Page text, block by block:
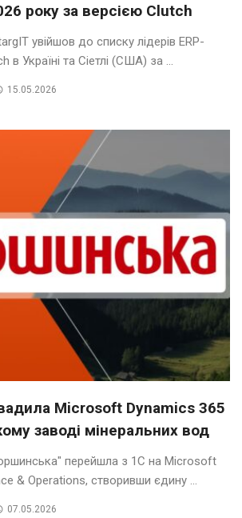
року за версією Clutch
увійшов до списку лідерів ERP-
в Україні та Сіетлі (США) за ...
15.05.2026
Microsoft Dynamics 365
заводі мінеральних вод
перейшла з 1С на Microsoft
& Operations, створивши єдину ...
07.05.2026